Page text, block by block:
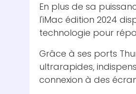
En plus de sa
l'iMac édition 2024
technologie pour
Grâce à ses ports
ultrarapides,
connexion à des